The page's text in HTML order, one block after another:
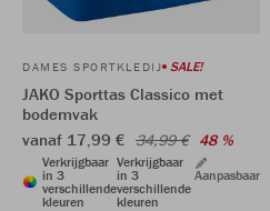
DAMES SPORTKLEDIJ SALE!
JAKO Sporttas Classico met
bodemvak
vanaf 17,99 € 34,99 € 48 %
Verkrijgbaar
in 3
verschillende
kleuren
Verkrijgbaar
in 3
verschillende
kleuren
Aanpasbaar